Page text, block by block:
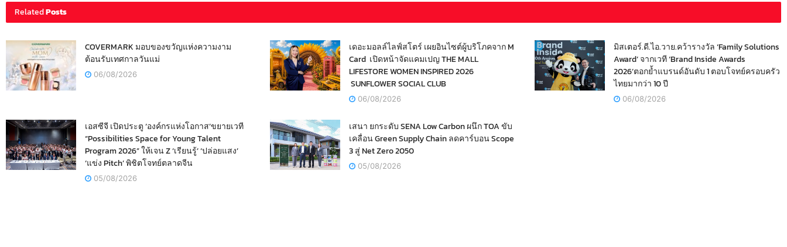
RelatedPosts
COVERMARK มอบของขวัญแห่งความงาม
ต้อนรับเทศกาลวันแม่
06/08/2026
เดอะมอลล์ไลฟ์สโตร์ เผยอินไซต์ผู้บริโภคจาก M
Card เปิดหน้าจัดแคมเปญ THE MALL
LIFESTORE WOMEN INSPIRED 2026
SUNFLOWER SOCIAL CLUB
06/08/2026
มิสเตอร์.ดี.ไอ.วาย.คว้ารางวัล ‘Family Solutions
Award’ จากเวที ‘Brand Inside Awards
2026’ตอกย้ำแบรนด์อันดับ 1 ตอบโจทย์ครอบครัว
ไทยมากว่า 10 ปี
06/08/2026
เอสซีจี เปิดประตู ‘องค์กรแห่งโอกาส’ขยายเวที
“Possibilities Space for Young Talent
Program 2026” ให้เจน Z ‘เรียนรู้’ ‘ปล่อยแสง’
‘แข่ง Pitch’ พิชิตโจทย์ตลาดจีน
05/08/2026
เสนา ยกระดับ SENA Low Carbon ผนึก TOA ขับ
เคลื่อน Green Supply Chain ลดคาร์บอน Scope
3 สู่ Net Zero 2050
05/08/2026